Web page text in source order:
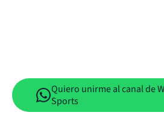
Quiero unirme al canal de
Sports